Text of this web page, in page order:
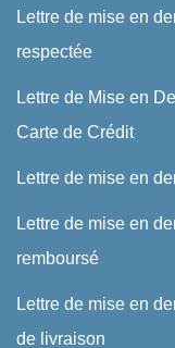
Lettre de mise en
respectée
Lettre de Mise en
Carte de Crédit
Lettre de mise en
Lettre de mise en
remboursé
Lettre de mise en
de livraison